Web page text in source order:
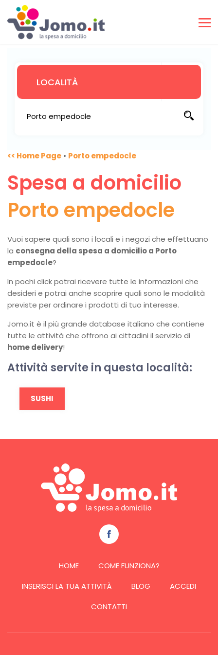
<< Home Page • Porto empedocle
Spesa a domicilio
Porto empedocle
Vuoi sapere quali sono i locali e i negozi che effettuano
la consegna della spesa a domicilio a Porto
empedocle?
In pochi click potrai ricevere tutte le informazioni che
desideri e potrai anche scoprire quali sono le modalità
previste per ordinare i prodotti di tuo interesse.
Jomo.it è il più grande database italiano che contiene
tutte le attività che offrono ai cittadini il servizio di
home delivery!
Attività servite in questa località:
SUSHI
HOME
COME FUNZIONA?
INSERISCI LA TUA ATTIVITÀ
BLOG
ACCEDI
CONTATTI